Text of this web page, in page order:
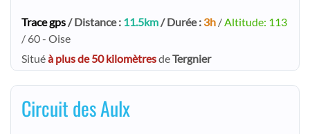
Trace gps/ Distance : 11.5km/ Durée : 3h /Altitude: 113
/ 60 - Oise
Situéà plus de 50 kilomètresdeTergnier
Circuit des Aulx